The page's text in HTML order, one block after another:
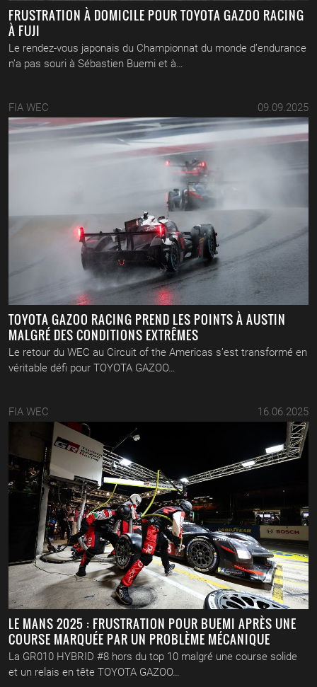
FRUSTRATION À DOMICILE POUR TOYOTA GAZOO RACING
À FUJI
Le rendez-vous japonais du Championnat du monde d’endurance
n’a pas souri à Sébastien Buemi et à…
FIA WEC 09.09.2025
TOYOTA GAZOO RACING PREND LES POINTS À AUSTIN
MALGRÉ DES CONDITIONS EXTRÊMES
Le retour du WEC au Circuit of the Americas s’est transformé en
véritable défi pour TOYOTA GAZOO…
FIA WEC 16.06.2025
LE MANS 2025 : FRUSTRATION POUR BUEMI APRÈS UNE
COURSE MARQUÉE PAR UN PROBLÈME MÉCANIQUE
La GR010 HYBRID #8 hors du top 10 malgré une course solide
et un relais en tête TOYOTA GAZOO…